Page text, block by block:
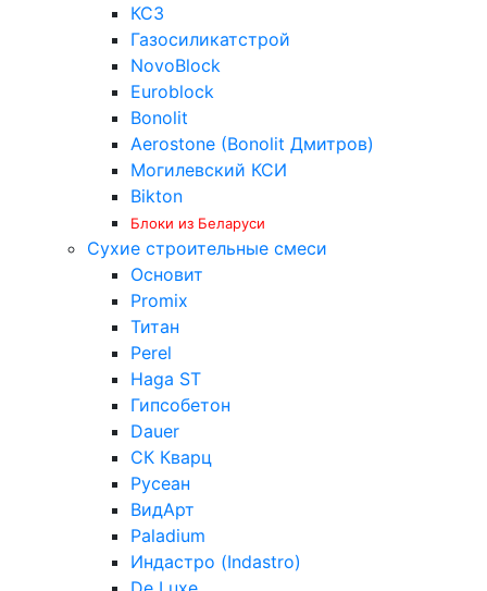
КСЗ
Газосиликатстрой
NovoBlock
Euroblock
Bonolit
Aerostone (Bonolit Дмитров)
Могилевский КСИ
Bikton
Блоки из Беларуси
Сухие строительные смеси
Основит
Promix
Титан
Perel
Haga ST
Гипсобетон
Dauer
СК Кварц
Русеан
ВидАрт
Paladium
Индастро (Indastro)